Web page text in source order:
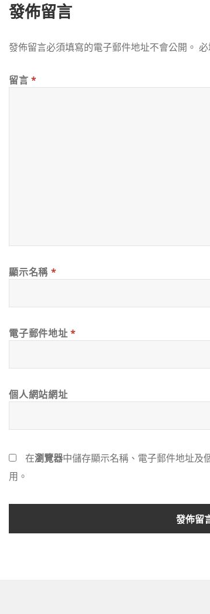
發佈留言
發佈留言必須填寫的電子郵件地址不會公開。
留言*
顯示名稱 *
電子郵件地址 *
個人網站網址
在瀏覽器中儲存顯示名稱、電子郵件地址及
用。